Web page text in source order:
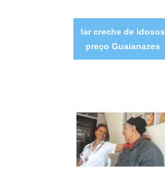
lar creche de idosos
preço Guaianazes